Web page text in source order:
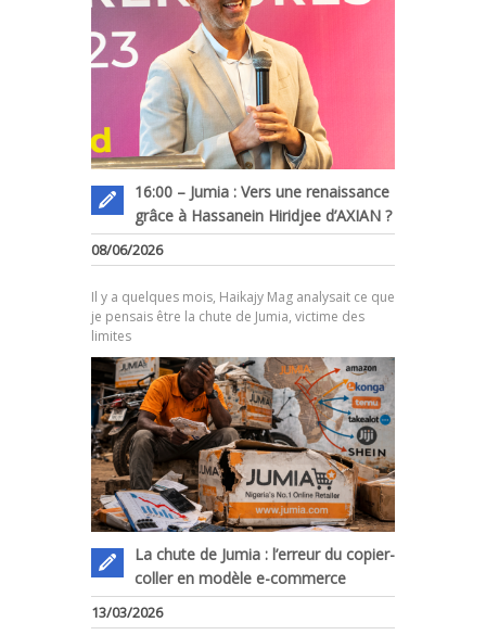
16:00 – Jumia : Vers une renaissance
grâce à Hassanein Hiridjee d’AXIAN ?
08/06/2026
Il y a quelques mois, Haikajy Mag analysait ce que
je pensais être la chute de Jumia, victime des
limites
La chute de Jumia : l’erreur du copier-
coller en modèle e-commerce
13/03/2026